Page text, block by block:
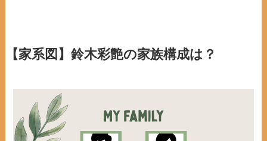
【家系図】鈴木彩艶の家族構成は？